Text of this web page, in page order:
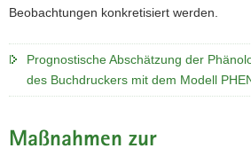
Beobachtungen konkretisiert werden.
Prognostische Abschätzung der
des Buchdruckers mit dem Modell
Maßnahmen zur